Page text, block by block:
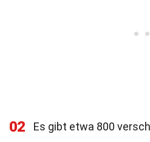
02 Es gibt etwa 800